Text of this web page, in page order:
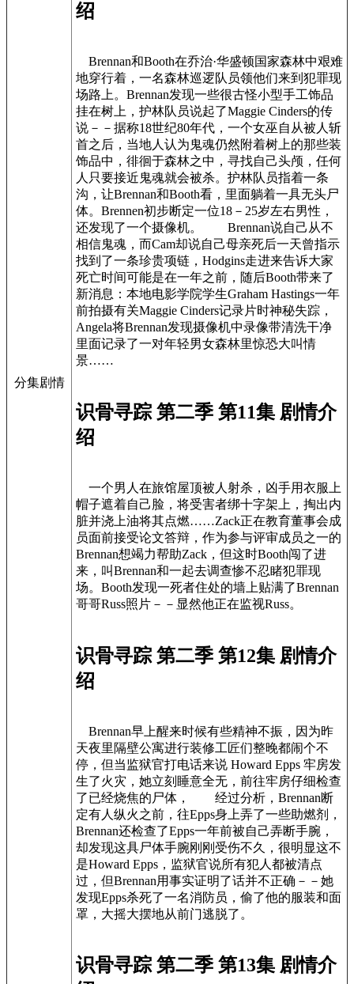
分集剧情
绍
Brennan和Booth在乔治·华盛顿国家森林中艰难
地穿行着，一名森林巡逻队员领他们来到犯罪现
场路上。Brennan发现一些很古怪小型手工饰品
挂在树上，护林队员说起了Maggie Cinders的传
说－－据称18世纪80年代，一个女巫自从被人斩
首之后，当地人认为鬼魂仍然附着树上的那些装
饰品中，徘徊于森林之中，寻找自己头颅，任何
人只要接近鬼魂就会被杀。护林队员指着一条
沟，让Brennan和Booth看，里面躺着一具无头尸
体。Brennen初步断定一位18－25岁左右男性，
还发现了一个摄像机。 Brennan说自己从不
相信鬼魂，而Cam却说自己母亲死后一天曾指示
找到了一条珍贵项链，Hodgins走进来告诉大家
死亡时间可能是在一年之前，随后Booth带来了
新消息：本地电影学院学生Graham Hastings一年
前拍摄有关Maggie Cinders记录片时神秘失踪，
Angela将Brennan发现摄像机中录像带清洗干净
里面记录了一对年轻男女森林里惊恐大叫情
景……
识骨寻踪 第二季 第11集 剧情介
绍
一个男人在旅馆屋顶被人射杀，凶手用衣服上
帽子遮着自己脸，将受害者绑十字架上，掏出内
脏并浇上油将其点燃……Zack正在教育董事会成
员面前接受论文答辩，作为参与评审成员之一的
Brennan想竭力帮助Zack，但这时Booth闯了进
来，叫Brennan和一起去调查惨不忍睹犯罪现
场。Booth发现一死者住处的墙上贴满了Brennan
哥哥Russ照片－－显然他正在监视Russ。
识骨寻踪 第二季 第12集 剧情介
绍
Brennan早上醒来时候有些精神不振，因为昨
天夜里隔壁公寓进行装修工匠们整晚都闹个不
停，但当监狱官打电话来说 Howard Epps 牢房发
生了火灾，她立刻睡意全无，前往牢房仔细检查
了已经烧焦的尸体， 经过分析，Brennan断
定有人纵火之前，往Epps身上弄了一些助燃剂，
Brennan还检查了Epps一年前被自己弄断手腕，
却发现这具尸体手腕刚刚受伤不久，很明显这不
是Howard Epps，监狱官说所有犯人都被清点
过，但Brennan用事实证明了话并不正确－－她
发现Epps杀死了一名消防员，偷了他的服装和面
罩，大摇大摆地从前门逃脱了。
识骨寻踪 第二季 第13集 剧情介